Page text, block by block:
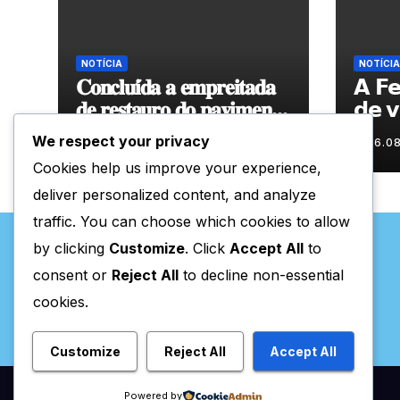
NOTÍCIA
𝐂𝐨𝐧𝐜𝐥𝐮𝐢́𝐝𝐚 𝐚 𝐞𝐦𝐩𝐫𝐞𝐢𝐭𝐚𝐝𝐚
𝐝𝐞 𝐫𝐞𝐬𝐭𝐚𝐮𝐫𝐨 𝐝𝐨 𝐩𝐚𝐯𝐢𝐦𝐞𝐧𝐭𝐨
𝐞𝐧𝐯𝐨𝐥𝐯𝐞𝐧𝐭𝐞 𝐚̀ 𝐂𝐚𝐩𝐞𝐥𝐚 𝐝𝐞
𝐂𝐨𝐯𝐚𝐬
06.08.2026
NOTÍCIA
𝗔
𝗱𝗲
Valpaços Online
We respect your privacy
Cookies help us improve your experience,
deliver personalized content, and analyze
traffic. You can choose which cookies to allow
by clicking Customize. Click Accept All to
consent or Reject All to decline non-essential
cookies.
Customize Reject All Accept All
Powered by